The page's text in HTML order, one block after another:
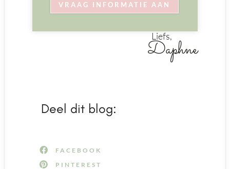
VRAAG INFORMATIE AAN
Liefs,
Daphne
Deel dit blog:
FACEBOOK
PINTEREST